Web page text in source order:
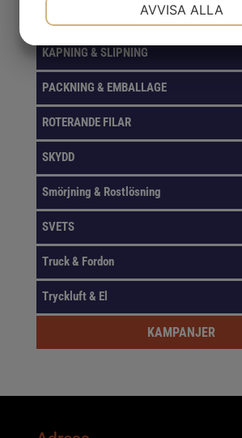
VERKTYG
KAPNING & SLIPNING
PACKNING & EMBALLAGE
ROTERANDE FILAR
SKYDD
Smörjning & Rostlösning
SVETS
Truck & Fordon
Tryckluft & El
KAMPANJER
MARKNADSFÖRING
AVVISA ALLA